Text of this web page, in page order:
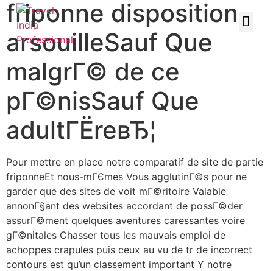
friponne disposition
arsouilleSauf Que
malgrГ© de ce
pГ©nisSauf Que
adultГЁreвЂ¦
Pour mettre en place notre comparatif de site de partie
friponneEt nous-mГЄmes Vous agglutinГ©s pour ne
garder que des sites de voit mГ©ritoire Valable
annonГ§ant des websites accordant de possГ©der
assurГ©ment quelques aventures caressantes voire
gГ©nitales Chasser tous les mauvais emploi de
achoppes crapules puis ceux au vu de tr de incorrect
contours est qu’un classement important Y notre